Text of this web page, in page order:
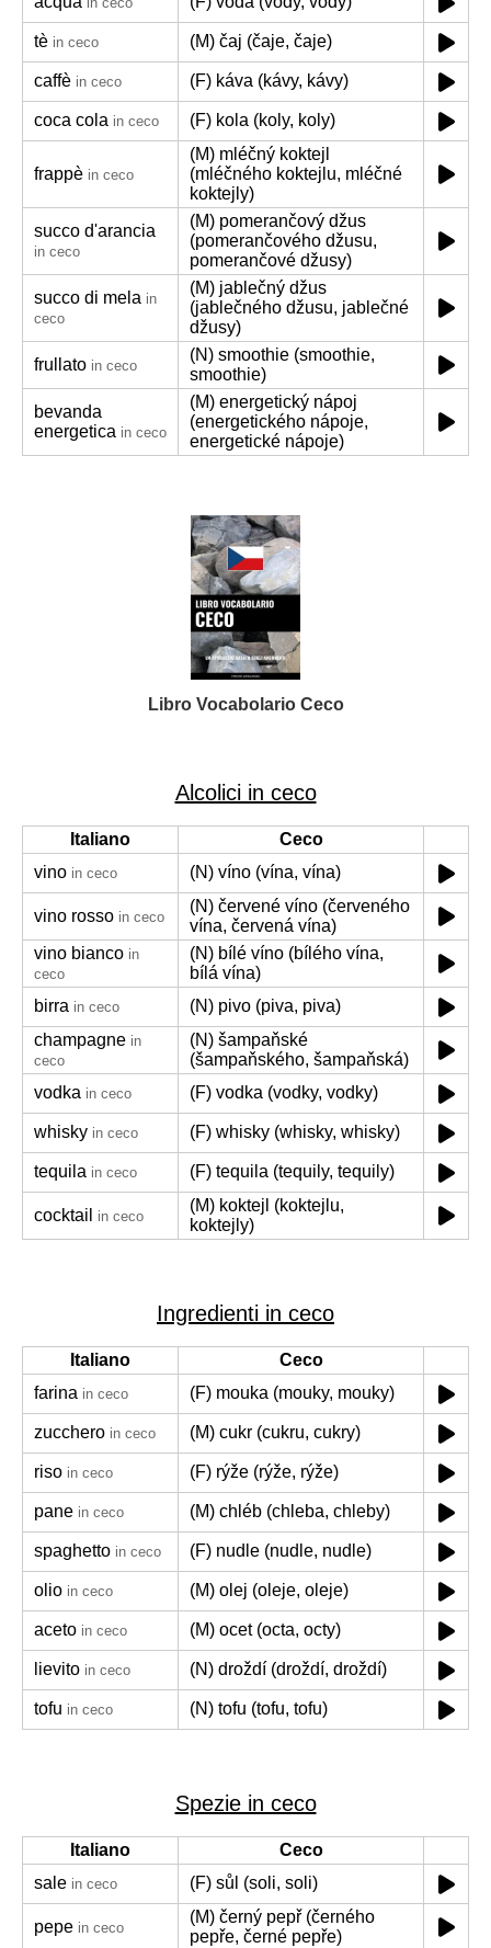
tè in ceco (M) čaj (čaje, čaje)
caffè in ceco (F) káva (kávy, kávy)
coca cola in ceco (F) kola (koly, koly)
frappè in ceco
(M) mléčný koktejl
(mléčného koktejlu, mléčné
koktejly)
succo d'arancia
in ceco
(M) pomerančový džus
(pomerančového džusu,
pomerančové džusy)
succo di mela in
ceco
(M) jablečný džus
(jablečného džusu, jablečné
džusy)
frullato in ceco
(N) smoothie (smoothie,
smoothie)
bevanda
energetica in ceco
(M) energetický nápoj
(energetického nápoje,
energetické nápoje)
Libro Vocabolario Ceco
Alcolici in ceco
Italiano
Ceco
vino in ceco (N) víno (vína, vína)
vino rosso in ceco
(N) červené víno (červeného
vína, červená vína)
vino bianco in
ceco
(N) bílé víno (bílého vína,
bílá vína)
birra in ceco
(N) pivo (piva, piva)
champagne in
ceco
(N) šampaňské
(šampaňského, šampaňská)
vodka in ceco (F) vodka (vodky, vodky)
whisky in ceco (F) whisky (whisky, whisky)
tequila in ceco (F) tequila (tequily, tequily)
cocktail in ceco
(M) koktejl (koktejlu,
koktejly)
Ingredienti in ceco
Italiano
Ceco
farina in ceco (F) mouka (mouky, mouky)
zucchero in ceco (M) cukr (cukru, cukry)
riso in ceco (F) rýže (rýže, rýže)
pane in ceco (M) chléb (chleba, chleby)
spaghetto in ceco (F) nudle (nudle, nudle)
olio in ceco (M) olej (oleje, oleje)
aceto in ceco (M) ocet (octa, octy)
lievito in ceco (N) droždí (droždí, droždí)
tofu in ceco (N) tofu (tofu, tofu)
Spezie in ceco
Italiano
Ceco
sale in ceco (F) sůl (soli, soli)
pepe in ceco
(M) černý pepř (černého
pepře, černé pepře)